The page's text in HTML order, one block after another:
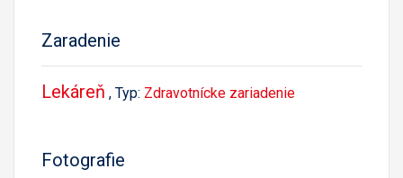
Zaradenie
Lekáreň , Typ: Zdravotnícke zariadenie
Fotografie